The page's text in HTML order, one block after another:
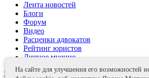
Лента новостей
Блоги
Форум
Видео
Расценки адвокатов
Рейтинг юристов
Личное мнение
Контакты
На сайте для улучшения его возможностей